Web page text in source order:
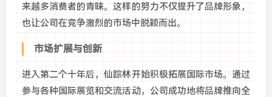
来越多消费者的青睐。这样的努力不仅提升了品牌形象，
也让公司在竞争激烈的市场中脱颖而出。
市场扩展与创新
进入第二个十年后，仙踪林开始积极拓展国际市场。通过
参与各种国际展览和交流活动，公司成功地将品牌推向全